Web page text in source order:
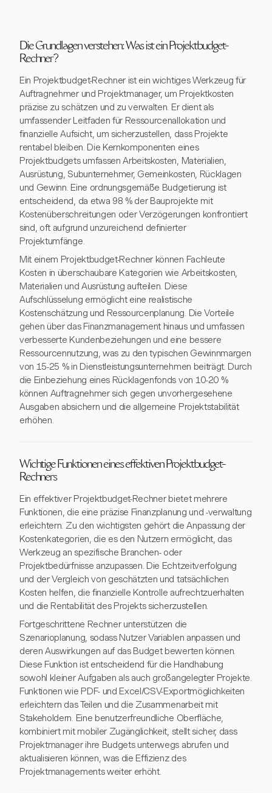
Die Grundlagen verstehen: Was ist ein Projektbudget-
Rechner?
Ein Projektbudget-Rechner ist ein wichtiges Werkzeug für
Auftragnehmer und Projektmanager, um Projektkosten
präzise zu schätzen und zu verwalten. Er dient als
umfassender Leitfaden für Ressourcenallokation und
finanzielle Aufsicht, um sicherzustellen, dass Projekte
rentabel bleiben. Die Kernkomponenten eines
Projektbudgets umfassen Arbeitskosten, Materialien,
Ausrüstung, Subunternehmer, Gemeinkosten, Rücklagen
und Gewinn. Eine ordnungsgemäße Budgetierung ist
entscheidend, da etwa 98 % der Bauprojekte mit
Kostenüberschreitungen oder Verzögerungen konfrontiert
sind, oft aufgrund unzureichend definierter
Projektumfänge.
Mit einem Projektbudget-Rechner können Fachleute
Kosten in überschaubare Kategorien wie Arbeitskosten,
Materialien und Ausrüstung aufteilen. Diese
Aufschlüsselung ermöglicht eine realistische
Kostenschätzung und Ressourcenplanung. Die Vorteile
gehen über das Finanzmanagement hinaus und umfassen
verbesserte Kundenbeziehungen und eine bessere
Ressourcennutzung, was zu den typischen Gewinnmargen
von 15-25 % in Dienstleistungsunternehmen beiträgt. Durch
die Einbeziehung eines Rücklagenfonds von 10-20 %
können Auftragnehmer sich gegen unvorhergesehene
Ausgaben absichern und die allgemeine Projektstabilität
erhöhen.
Wichtige Funktionen eines effektiven Projektbudget-
Rechners
Ein effektiver Projektbudget-Rechner bietet mehrere
Funktionen, die eine präzise Finanzplanung und -verwaltung
erleichtern. Zu den wichtigsten gehört die Anpassung der
Kostenkategorien, die es den Nutzern ermöglicht, das
Werkzeug an spezifische Branchen- oder
Projektbedürfnisse anzupassen. Die Echtzeitverfolgung
und der Vergleich von geschätzten und tatsächlichen
Kosten helfen, die finanzielle Kontrolle aufrechtzuerhalten
und die Rentabilität des Projekts sicherzustellen.
Fortgeschrittene Rechner unterstützen die
Szenarioplanung, sodass Nutzer Variablen anpassen und
deren Auswirkungen auf das Budget bewerten können.
Diese Funktion ist entscheidend für die Handhabung
sowohl kleiner Aufgaben als auch großangelegter Projekte.
Funktionen wie PDF- und Excel/CSV-Exportmöglichkeiten
erleichtern das Teilen und die Zusammenarbeit mit
Stakeholdern. Eine benutzerfreundliche Oberfläche,
kombiniert mit mobiler Zugänglichkeit, stellt sicher, dass
Projektmanager ihre Budgets unterwegs abrufen und
aktualisieren können, was die Effizienz des
Projektmanagements weiter erhöht.